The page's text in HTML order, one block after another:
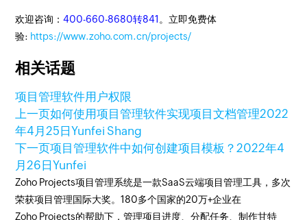
欢迎咨询：400-660-8680转841 。立即免费体
验: https://www.zoho.com.cn/projects/
相关话题
项目管理软件用户权限
上一页如何使用项目管理软件实现项目文档管理2022
年4月25日Yunfei Shang
下一页项目管理软件中如何创建项目模板？ 2022年4
月26日Yunfei
Zoho Projects项目管理系统是一款SaaS云端项目管理工具，多次
荣获项目管理国际大奖。180多个国家的20万+企业在
Zoho Projects的帮助下，管理项目进度、分配任务、制作甘特